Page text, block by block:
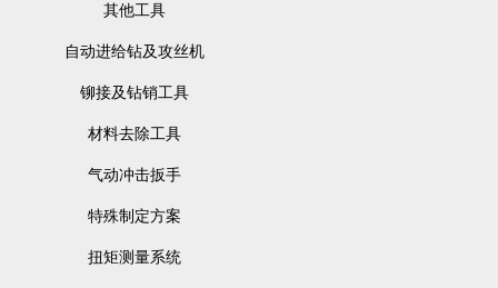
其他工具
自动进给钻及攻丝机
铆接及钻销工具
材料去除工具
气动冲击扳手
特殊制定方案
扭矩测量系统